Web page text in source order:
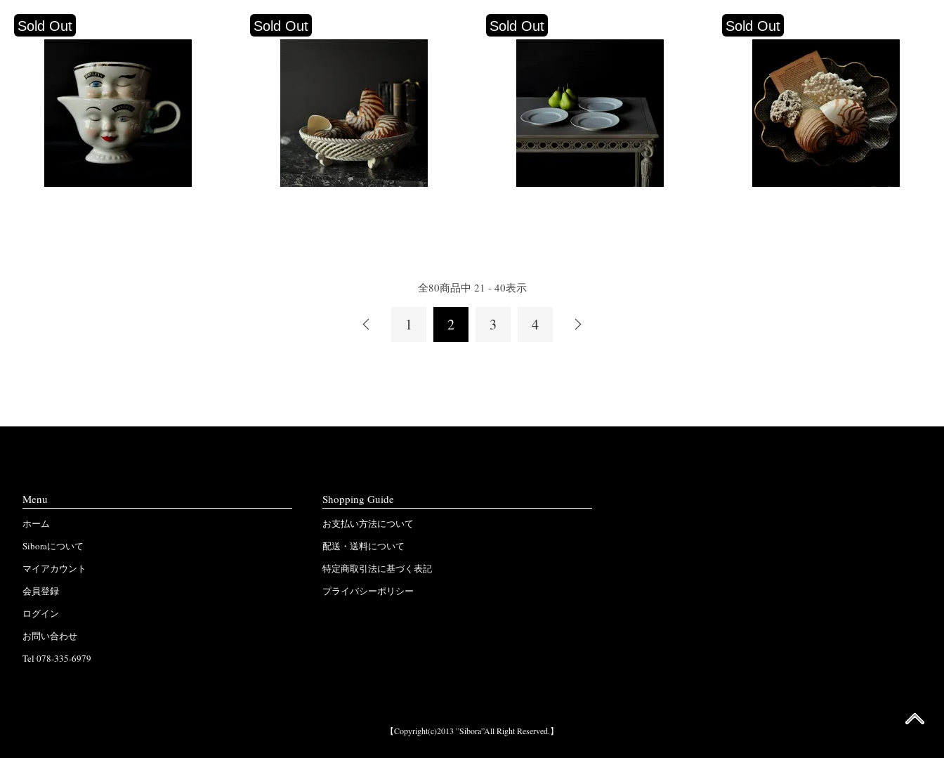
Sold Out Sold Out Sold Out Sold Out
全80商品中 21 - 40表示
1 2 3 4
Menu
ホーム
Siboraについて
マイアカウント
会員登録
ログイン
お問い合わせ
Tel 078-335-6979
Shopping Guide
お支払い方法について
配送・送料について
特定商取引法に基づく表記
プライバシーポリシー
【Copyright(c)2013 ”Sibora”All Right Reserved.】